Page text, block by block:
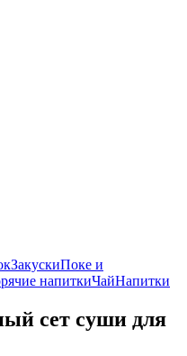
ЗакускиПоке и
напиткиЧайНапитки
сет суши для